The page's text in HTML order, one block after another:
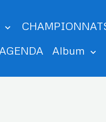
AGENDA Album